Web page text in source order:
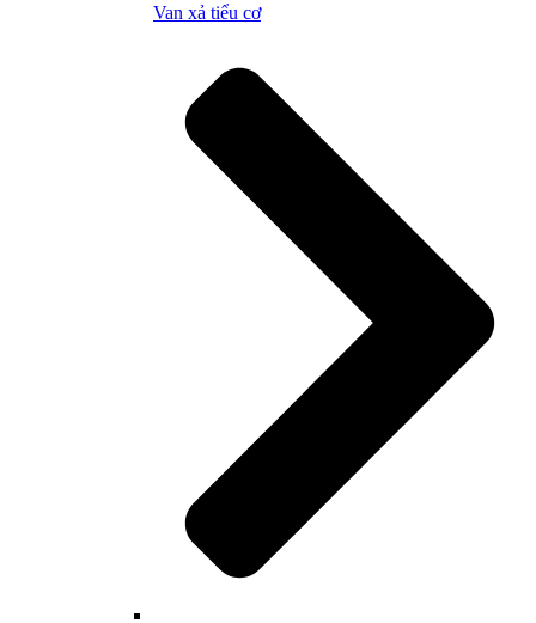
Van xả tiểu cơ